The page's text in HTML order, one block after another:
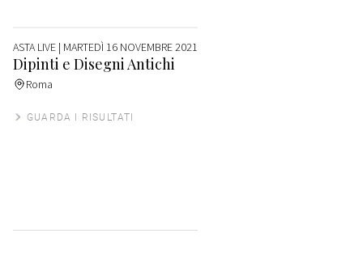
ASTA LIVE | MARTEDÌ 16 NOVEMBRE 2021
Dipinti e Disegni Antichi
Roma
GUARDA I RISULTATI